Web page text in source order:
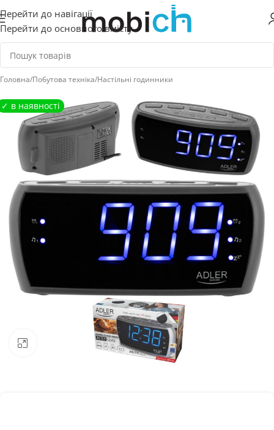
Перейти до навігації
Перейти до основного вмісту
Головна/Побутова техніка/Настільні годинники
Натисніть, щоб збільшити